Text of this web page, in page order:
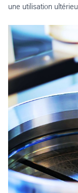
une utilisation